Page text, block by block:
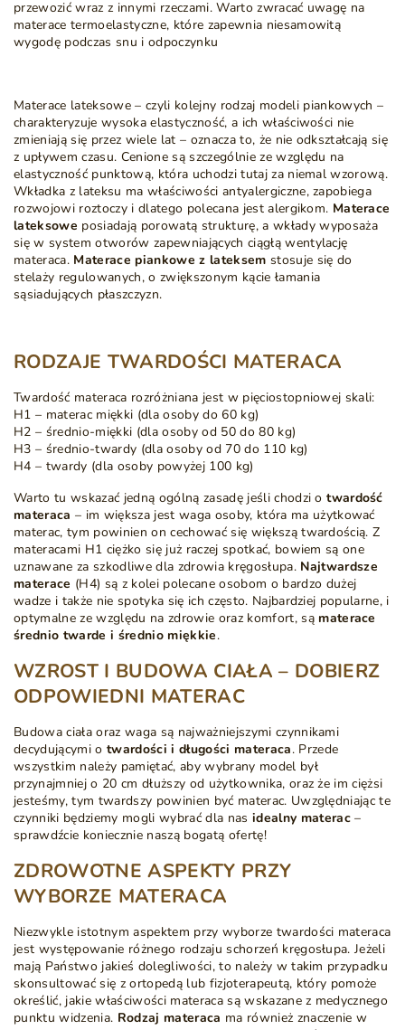
przewozić wraz z innymi rzeczami. Warto zwracać uwagę na
materace termoelastyczne, które zapewnia niesamowitą
wygodę podczas snu i odpoczynku
Materace lateksowe – czyli kolejny rodzaj modeli piankowych –
charakteryzuje wysoka elastyczność, a ich właściwości nie
zmieniają się przez wiele lat – oznacza to, że nie odkształcają się
z upływem czasu. Cenione są szczególnie ze względu na
elastyczność punktową, która uchodzi tutaj za niemal wzorową.
Wkładka z lateksu ma właściwości antyalergiczne, zapobiega
rozwojowi roztoczy i dlatego polecana jest alergikom. Materace
lateksowe posiadają porowatą strukturę, a wkłady wyposaża
się w system otworów zapewniających ciągłą wentylację
materaca. Materace piankowe z lateksem stosuje się do
stelaży regulowanych, o zwiększonym kącie łamania
sąsiadujących płaszczyzn.
RODZAJE TWARDOŚCI MATERACA
Twardość materaca rozróżniana jest w pięciostopniowej skali:
H1 – materac miękki (dla osoby do 60 kg)
H2 – średnio-miękki (dla osoby od 50 do 80 kg)
H3 – średnio-twardy (dla osoby od 70 do 110 kg)
H4 – twardy (dla osoby powyżej 100 kg)
Warto tu wskazać jedną ogólną zasadę jeśli chodzi o twardość
materaca – im większa jest waga osoby, która ma użytkować
materac, tym powinien on cechować się większą twardością. Z
materacami H1 ciężko się już raczej spotkać, bowiem są one
uznawane za szkodliwe dla zdrowia kręgosłupa. Najtwardsze
materace (H4) są z kolei polecane osobom o bardzo dużej
wadze i także nie spotyka się ich często. Najbardziej popularne, i
optymalne ze względu na zdrowie oraz komfort, są materace
średnio twarde i średnio miękkie.
WZROST I BUDOWA CIAŁA – DOBIERZ
ODPOWIEDNI MATERAC
Budowa ciała oraz waga są najważniejszymi czynnikami
decydującymi o twardości i długości materaca. Przede
wszystkim należy pamiętać, aby wybrany model był
przynajmniej o 20 cm dłuższy od użytkownika, oraz że im ciężsi
jesteśmy, tym twardszy powinien być materac. Uwzględniając te
czynniki będziemy mogli wybrać dla nas idealny materac –
sprawdźcie koniecznie naszą bogatą ofertę!
ZDROWOTNE ASPEKTY PRZY
WYBORZE MATERACA
Niezwykle istotnym aspektem przy wyborze twardości materaca
jest występowanie różnego rodzaju schorzeń kręgosłupa. Jeżeli
mają Państwo jakieś dolegliwości, to należy w takim przypadku
skonsultować się z ortopedą lub fizjoterapeutą, który pomoże
określić, jakie właściwości materaca są wskazane z medycznego
punktu widzenia. Rodzaj materaca ma również znaczenie w